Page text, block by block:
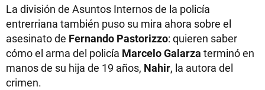
La división de Asuntos Internos de la policía
entrerriana también puso su mira ahora sobre el
asesinato de Fernando Pastorizzo: quieren saber
cómo el arma del policía Marcelo Galarza terminó en
manos de su hija de 19 años, Nahir, la autora del
crimen.